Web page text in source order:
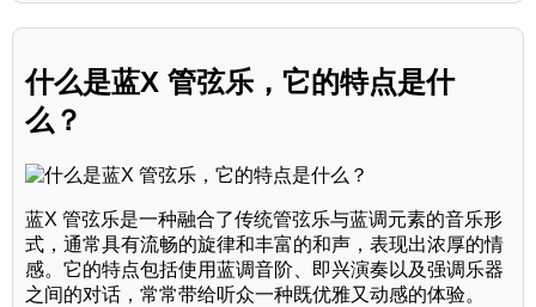
什么是蓝X 管弦乐，它的特点是什
么？
蓝X 管弦乐是一种融合了传统管弦乐与蓝调元素的音乐形
式，通常具有流畅的旋律和丰富的和声，表现出浓厚的情
感。它的特点包括使用蓝调音阶、即兴演奏以及强调乐器
之间的对话，常常带给听众一种既优雅又动感的体验。